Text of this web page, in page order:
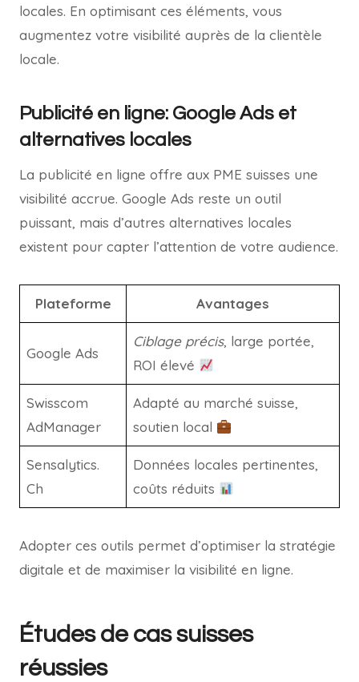
locales. En optimisant ces éléments, vous
augmentez votre visibilité auprès de la clientèle
locale.
Publicité en ligne: Google Ads et
alternatives locales
La publicité en ligne offre aux PME suisses une
visibilité accrue. Google Ads reste un outil
puissant, mais d’autres alternatives locales
existent pour capter l’attention de votre audience.
Plateforme Avantages
Google Ads
Ciblage précis, large portée,
ROI élevé
Swisscom
AdManager
Adapté au marché suisse,
soutien local
Sensalytics.
Ch
Données locales pertinentes,
coûts réduits
Adopter ces outils permet d’optimiser la stratégie
digitale et de maximiser la visibilité en ligne.
Études de cas suisses
réussies